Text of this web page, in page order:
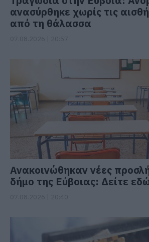
ανασύρθηκε χωρίς τις
από τη θάλασσα
Ανακοινώθηκαν νέες
δήμο της Εύβοιας: Δείτε